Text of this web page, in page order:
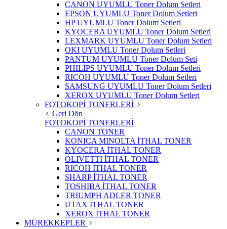
CANON UYUMLU Toner Dolum Setleri
EPSON UYUMLU Toner Dolum Setleri
HP UYUMLU Toner Dolum Setleri
KYOCERA UYUMLU Toner Dolum Setleri
LEXMARK UYUMLU Toner Dolum Setleri
OKI UYUMLU Toner Dolum Setleri
PANTUM UYUMLU Toner Dolum Seti
PHILIPS UYUMLU Toner Dolum Setleri
RICOH UYUMLU Toner Dolum Setleri
SAMSUNG UYUMLU Toner Dolum Setleri
XEROX UYUMLU Toner Dolum Setleri
FOTOKOPİ TONERLERİ
Geri Dön
FOTOKOPİ TONERLERİ
CANON TONER
KONICA MINOLTA İTHAL TONER
KYOCERA İTHAL TONER
OLIVETTI İTHAL TONER
RICOH İTHAL TONER
SHARP İTHAL TONER
TOSHIBA İTHAL TONER
TRIUMPH ADLER TONER
UTAX İTHAL TONER
XEROX İTHAL TONER
MÜREKKEPLER